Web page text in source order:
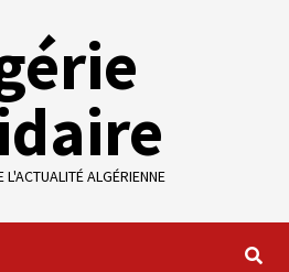
L'ACTUALITÉ ALGÉRIENNE